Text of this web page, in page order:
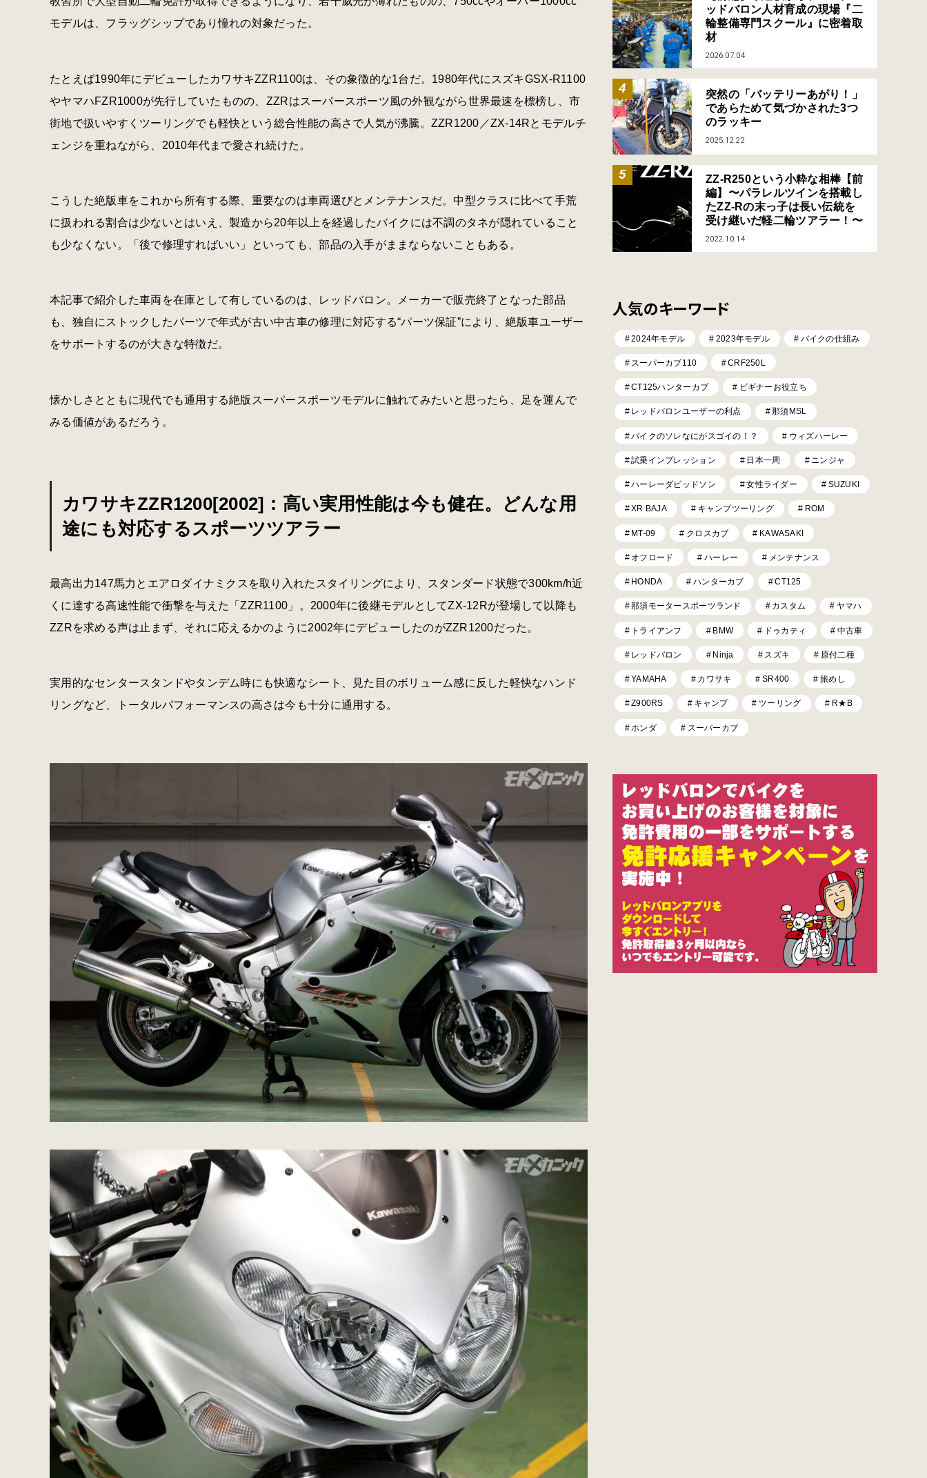
モデルは、フラッグシップであり憧れの対象だった。
たとえば1990年にデビューしたカワサキZZR1100は、その象徴的な1台だ。1980年代にスズキGSX-R1100
やヤマハFZR1000が先行していたものの、ZZRはスーパースポーツ風の外観ながら世界最速を標榜し、市
街地で扱いやすくツーリングでも軽快という総合性能の高さで人気が沸騰。ZZR1200／ZX-14Rとモデルチ
ェンジを重ねながら、2010年代まで愛され続けた。
こうした絶版車をこれから所有する際、重要なのは車両選びとメンテナンスだ。中型クラスに比べて手荒
に扱われる割合は少ないとはいえ、製造から20年以上を経過したバイクには不調のタネが隠れていること
も少なくない。「後で修理すればいい」といっても、部品の入手がままならないこともある。
本記事で紹介した車両を在庫として有しているのは、レッドバロン。メーカーで販売終了となった部品
も、独自にストックしたパーツで年式が古い中古車の修理に対応する“パーツ保証”により、絶版車ユーザー
をサポートするのが大きな特徴だ。
懐かしさとともに現代でも通用する絶版スーパースポーツモデルに触れてみたいと思ったら、足を運んで
みる価値があるだろう。
カワサキZZR1200[2002]：高い実用性能は今も健在。どんな用
途にも対応するスポーツツアラー
最高出力147馬力とエアロダイナミクスを取り入れたスタイリングにより、スタンダード状態で300km/h近
くに達する高速性能で衝撃を与えた「ZZR1100」。2000年に後継モデルとしてZX-12Rが登場して以降も
ZZRを求める声は止まず、それに応えるかのように2002年にデビューしたのがZZR1200だった。
実用的なセンタースタンドやタンデム時にも快適なシート、見た目のボリューム感に反した軽快なハンド
リングなど、トータルパフォーマンスの高さは今も十分に通用する。
ッドバロン人材育成の現場『二
輪整備専門スクール』に密着取
材
2026.07.04
突然の「バッテリーあがり！」
であらためて気づかされた3つ
のラッキー
2025.12.22
ZZ-R250という小粋な相棒【前
編】〜パラレルツインを搭載し
たZZ-Rの末っ子は長い伝統を
受け継いだ軽二輪ツアラー！〜
2022.10.14
人気のキーワード
2024年モデル 2023年モデル バイクの仕組み
スーパーカブ110 CRF250L
CT125ハンターカブ ビギナーお役立ち
レッドバロンユーザーの利点 那須MSL
バイクのソレなにがスゴイの！？ ウィズハーレー
試乗インプレッション 日本一周 ニンジャ
ハーレーダビッドソン 女性ライダー SUZUKI
XR BAJA キャンプツーリング ROM
MT-09 クロスカブ KAWASAKI
オフロード ハーレー メンテナンス
HONDA ハンターカブ CT125
那須モータースポーツランド カスタム ヤマハ
トライアンフ BMW ドゥカティ 中古車
レッドバロン Ninja スズキ 原付二種
YAMAHA カワサキ SR400 旅めし
Z900RS キャンプ ツーリング R★B
ホンダ スーパーカブ